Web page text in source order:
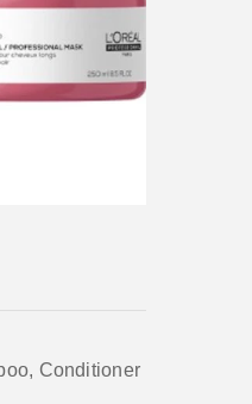
Conditioner